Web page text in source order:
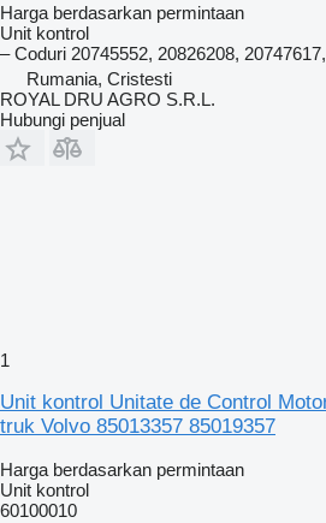
Harga berdasarkan permintaan
Unit kontrol
– Coduri 20745552, 20826208,
Rumania, Cristesti
ROYAL DRU AGRO S.R.L.
Hubungi penjual
1
Unit kontrol Unitate de Control
truk Volvo 85013357 85019357
Harga berdasarkan permintaan
Unit kontrol
60100010